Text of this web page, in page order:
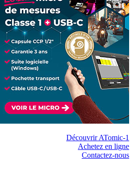
Découvrir ATomic-1
Achetez en ligne
Contactez-nous